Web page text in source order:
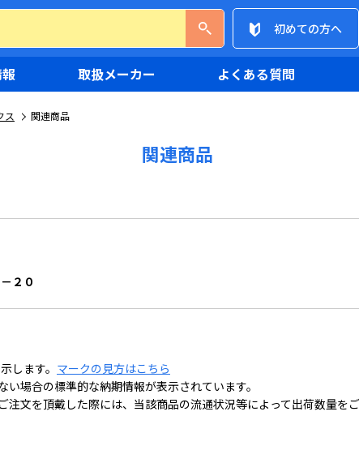
初めての方へ
取扱メーカー よくある質問
ス 関連商品
関連商品
２０
します。 マークの見方はこちら
場合の標準的な納期情報が表示されています。
文を頂戴した際には、当該商品の流通状況等によって出荷数量を